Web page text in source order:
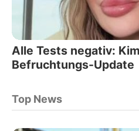
Alle Tests negativ:
Befruchtungs-Update
Top News